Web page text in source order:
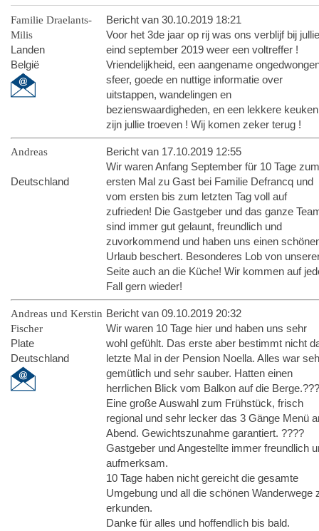
Familie Draelants-
Milis
Landen
België
Bericht van 30.10.2019 18:21
Voor het 3de jaar op rij was ons verblijf bij
eind september 2019 weer een voltreffer !
Vriendelijkheid, een aangename
sfeer, goede en nuttige informatie over
uitstappen, wandelingen en
bezienswaardigheden, en een lekkere keuken
zijn jullie troeven ! Wij komen zeker terug !
Andreas
Deutschland
Bericht van 17.10.2019 12:55
Wir waren Anfang September für 10 Tage
ersten Mal zu Gast bei Familie Defrancq und
vom ersten bis zum letzten Tag voll auf
zufrieden! Die Gastgeber und das ganze
sind immer gut gelaunt, freundlich und
zuvorkommend und haben uns einen
Urlaub beschert. Besonderes Lob von
Seite auch an die Küche! Wir kommen auf
Fall gern wieder!
Andreas und Kerstin
Fischer
Plate
Deutschland
Bericht van 09.10.2019 20:32
Wir waren 10 Tage hier und haben uns sehr
wohl gefühlt. Das erste aber bestimmt nicht
letzte Mal in der Pension Noella. Alles war
gemütlich und sehr sauber. Hatten einen
herrlichen Blick vom Balkon auf die
Eine große Auswahl zum Frühstück, frisch
regional und sehr lecker das 3 Gänge Menü
Abend. Gewichtszunahme garantiert. ????
Gastgeber und Angestellte immer freundlich
aufmerksam.
10 Tage haben nicht gereicht die gesamte
Umgebung und all die schönen Wanderwege
erkunden.
Danke für alles und hoffendlich bis bald.